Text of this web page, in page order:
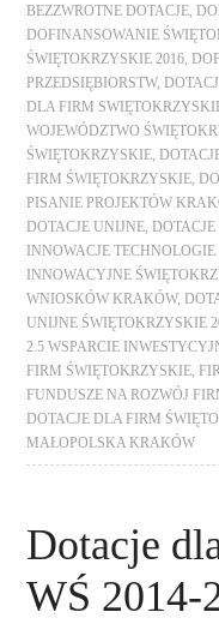
BEZZWROTNE DOTACJE,
DOFINANSOWANIE
ŚWIĘTOKRZYSKIE 2016,
PRZEDSIĘBIORSTW,
DLA FIRM
WOJEWÓDZTWO
ŚWIĘTOKRZYSKIE,
FIRM ŚWIĘTOKRZYSKIE,
PISANIE PROJEKTÓW
DOTACJE UNIJNE,
INNOWACJE
INNOWACYJNE
WNIOSKÓW KRAKÓW,
UNIJNE ŚWIĘTOKRZYSKIE
2.5 WSPARCIE
FIRM ŚWIĘTOKRZYSKIE,
FUNDUSZE NA ROZWÓJ
DOTACJE DLA FIRM
MAŁOPOLSKA KRAKÓW
Dotacje
WŚ 2014-